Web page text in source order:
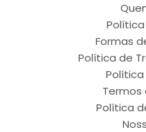
Formas
Política de
Termos
Política